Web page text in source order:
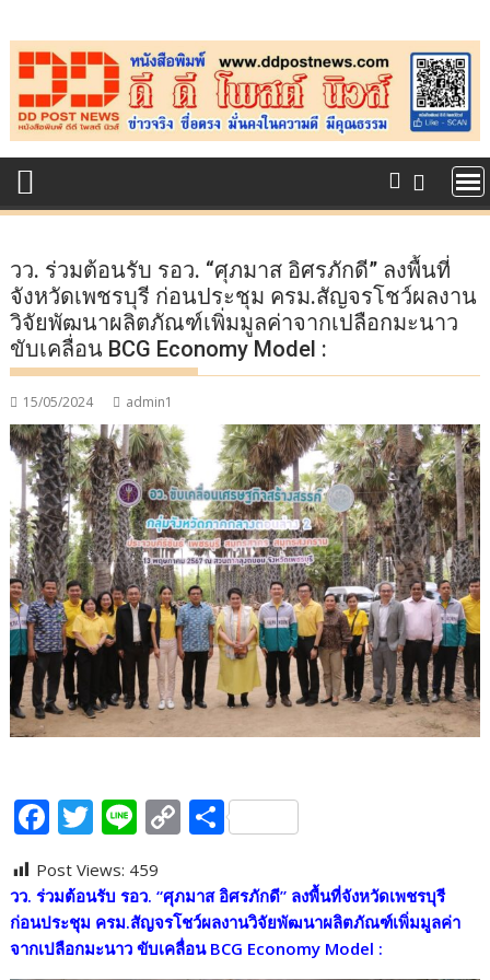
to
content
วว. ร่วมต้อนรับ รอว. “ศุภมาส อิศรภักดี” ลงพื้นที่
จังหวัดเพชรบุรี ก่อนประชุม ครม.สัญจรโชว์ผลงาน
วิจัยพัฒนาผลิตภัณฑ์เพิ่มมูลค่าจากเปลือกมะนาว
ขับเคลื่อน BCG Economy Model :
15/05/2024 admin1
F
ac
e
b
o
T
w
itt
er
Li
n
e
C
o
p
y
Li
S
h
ar
e
Post Views: 459
วว. ร่วมต้อนรับ รอว. “ศุภมาส อิศรภักดี” ลงพื้นที่จังหวัดเพชรบุรี
ก่อนประชุม ครม.สัญจรโชว์ผลงานวิจัยพัฒนาผลิตภัณฑ์เพิ่มมูลค่า
จากเปลือกมะนาว ขับเคลื่อน BCG Economy Model :